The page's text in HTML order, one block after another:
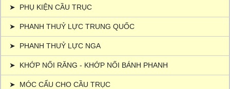
➤ PHỤ KIỆN CẦU TRỤC
➤ PHANH THUỶ LỰC TRUNG QUỐC
➤ PHANH THUỶ LỰC NGA
➤ KHỚP NỐI RĂNG - KHỚP NỐI BÁNH PHANH
➤ MÓC CẨU CHO CẦU TRỤC